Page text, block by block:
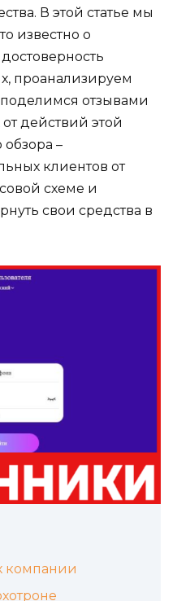
В этой статье мы
известно о
проанализируем
отзывами
действий этой
–
клиентов от
схеме и
свои средства в
компании